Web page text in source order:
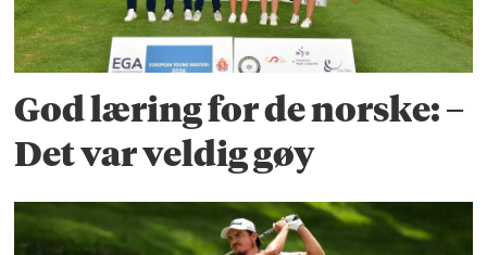
God læring for de norske: –
Det var veldig gøy